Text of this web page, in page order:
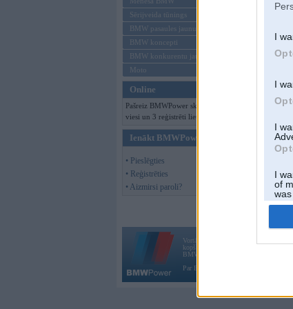
I
I
I
I
of
Sērijveida tūnings
BMW pasaules jaunumi
BMW koncepti
BMW konkurentu jaunumi
Moto
Online
Pašreiz BMWPower skatās 132
viesi un 3 reģistrēti lietotāji.
Ienākt BMWPower
• Pieslēgties
• Reģistrēties
• Aizmirsi paroli?
Vortāls BMWPower.lv darbojas
kopš 2002. gada 14. maija. Tas nav
BMW AG.
Par BMWPower